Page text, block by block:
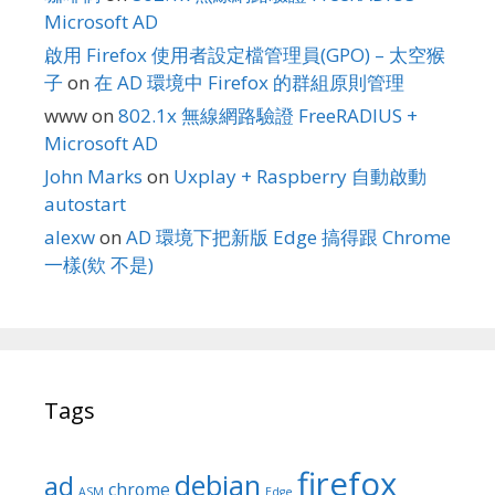
Microsoft AD
啟用 Firefox 使用者設定檔管理員(GPO) – 太空猴
子 on 在 AD 環境中 Firefox 的群組原則管理
wwwon 802.1x 無線網路驗證 FreeRADIUS +
Microsoft AD
John Marks on Uxplay + Raspberry 自動啟動
autostart
alexwon AD 環境下把新版 Edge 搞得跟 Chrome
一樣(欸 不是)
Tags
ad ASM chrome debian Edge firefox